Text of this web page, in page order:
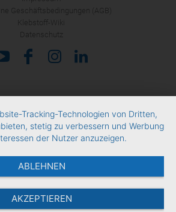
Geschäftsbedingungen (AGB)
Klebstoff-Wiki
Datenschutz
Tracking-Technologien von Dritten,
stetig zu verbessern und Werbung
der Nutzer anzuzeigen.
ABLEHNEN
AKZEPTIEREN